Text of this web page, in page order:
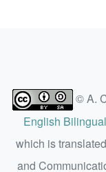
© A.
English
which is
and